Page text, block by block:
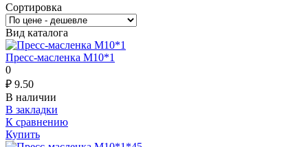
Сортировка
Вид каталога
Пресс-масленка М10*1
0
₽ 9.50
В наличии
В закладки
К сравнению
Купить